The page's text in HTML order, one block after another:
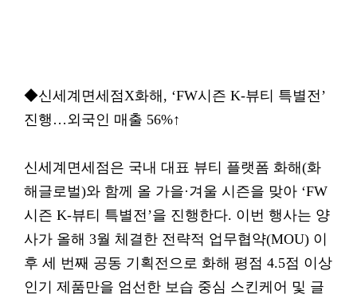
◆신세계면세점X화해, ‘FW시즌 K-뷰티 특별전’
진행…외국인 매출 56%↑
신세계면세점은 국내 대표 뷰티 플랫폼 화해(화
해글로벌)와 함께 올 가을·겨울 시즌을 맞아 ‘FW
시즌 K-뷰티 특별전’을 진행한다. 이번 행사는 양
사가 올해 3월 체결한 전략적 업무협약(MOU) 이
후 세 번째 공동 기획전으로 화해 평점 4.5점 이상
인기 제품만을 엄선한 보습 중심 스킨케어 및 글